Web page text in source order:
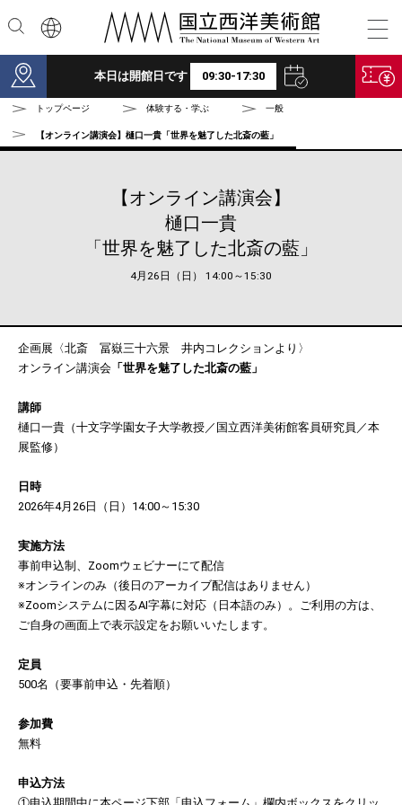
本日は開館日です 09:30-17:30
トップページ 体験する・学ぶ 一般
【オンライン講演会】樋口一貴「世界を魅了した北斎の藍」
【オンライン講演会】
樋口一貴
「世界を魅了した北斎の藍」
4月26日（日） 14:00～15:30
企画展〈北斎 冨嶽三十六景 井内コレクションより〉
オンライン講演会「世界を魅了した北斎の藍」
講師
樋口一貴（十文字学園女子大学教授／国立西洋美術館客員研究員／本
展監修）
日時
2026年4月26日（日）14:00～15:30
実施方法
事前申込制、Zoomウェビナーにて配信
※オンラインのみ（後日のアーカイブ配信はありません）
※Zoomシステムに因るAI字幕に対応（日本語のみ）。ご利用の方は、
ご自身の画面上で表示設定をお願いいたします。
定員
500名（要事前申込・先着順）
参加費
無料
申込方法